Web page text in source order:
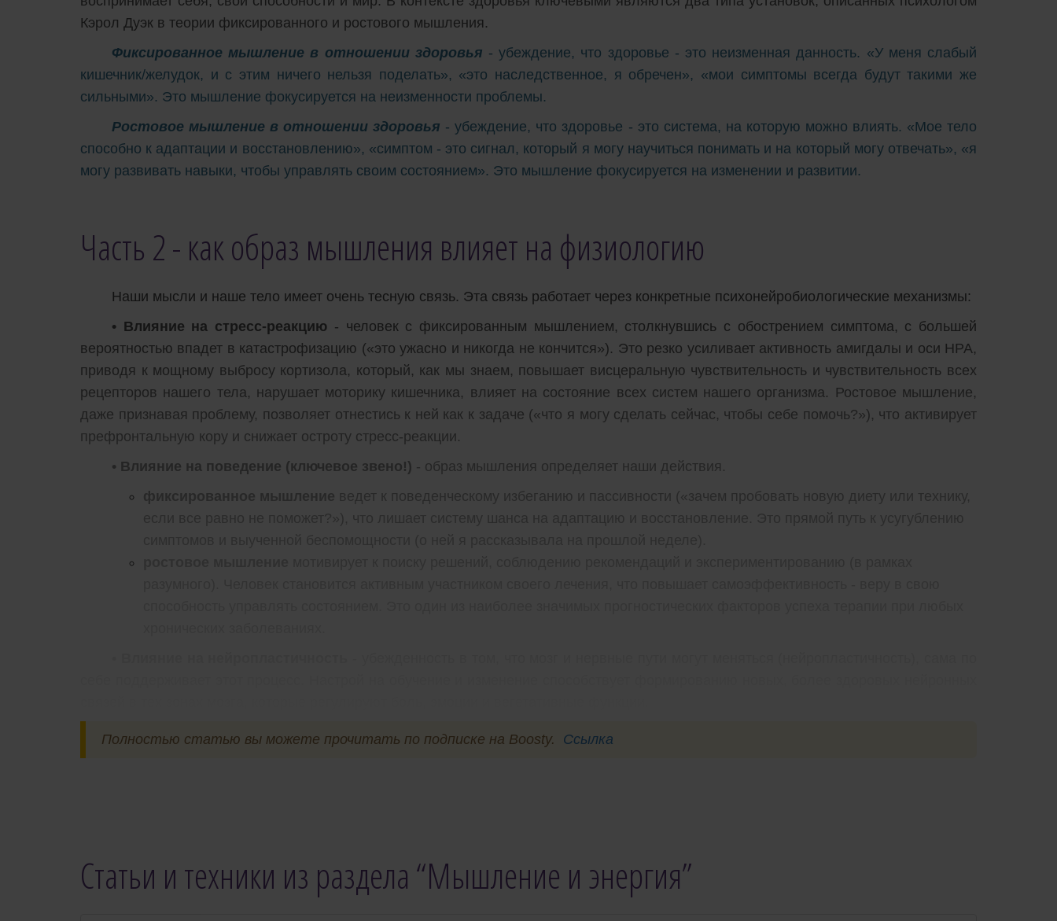
Кэрол Дуэк в теории фиксированного и ростового мышления.
Фиксированное мышление в отношении здоровья - убеждение, что здоровье - это неизменная данность. «У меня слабый
кишечник/желудок, и с этим ничего нельзя поделать», «это наследственное, я обречен», «мои симптомы всегда будут такими же
сильными». Это мышление фокусируется на неизменности проблемы.
Ростовое мышление в отношении здоровья - убеждение, что здоровье - это система, на которую можно влиять. «Мое тело
способно к адаптации и восстановлению», «симптом - это сигнал, который я могу научиться понимать и на который могу отвечать», «я
могу развивать навыки, чтобы управлять своим состоянием». Это мышление фокусируется на изменении и развитии.
Часть 2 - как образ мышления влияет на физиологию
Наши мысли и наше тело имеет очень тесную связь. Эта связь работает через конкретные психонейробиологические механизмы:
• Влияние на стресс-реакцию - человек с фиксированным мышлением, столкнувшись с обострением симптома, с большей
вероятностью впадет в катастрофизацию («это ужасно и никогда не кончится»). Это резко усиливает активность амигдалы и оси HPA,
приводя к мощному выбросу кортизола, который, как мы знаем, повышает висцеральную чувствительность и чувствительность всех
рецепторов нашего тела, нарушает моторику кишечника, влияет на состояние всех систем нашего организма. Ростовое мышление,
даже признавая проблему, позволяет отнестись к ней как к задаче («что я могу сделать сейчас, чтобы себе помочь?»), что активирует
префронтальную кору и снижает остроту стресс-реакции.
• Влияние на поведение (ключевое звено!) - образ мышления определяет наши действия.
фиксированное мышление ведет к поведенческому избеганию и пассивности («зачем пробовать новую диету или технику,
Полностью статью вы можете прочитать по подписке на Boosty. Ссылка
Статьи и техники из раздела “Мышление и энергия”